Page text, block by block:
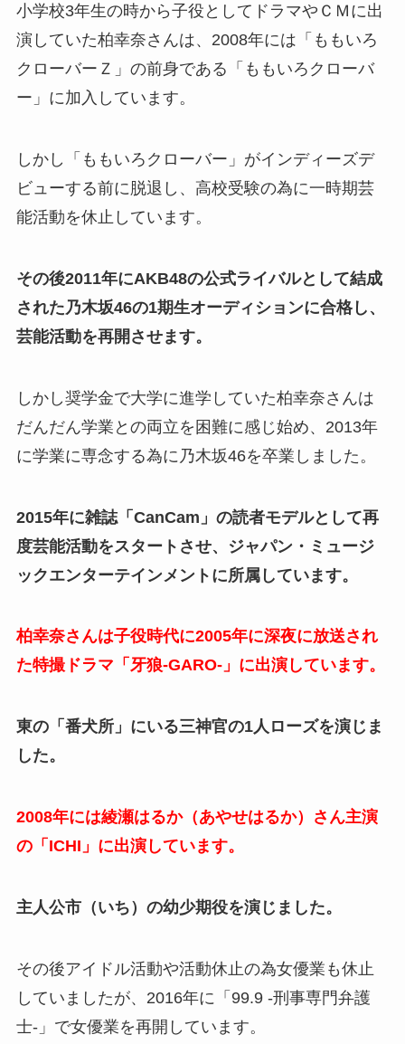
小学校3年生の時から子役としてドラマやＣＭに出
演していた柏幸奈さんは、2008年には「ももいろ
クローバーＺ」の前身である「ももいろクローバ
ー」に加入しています。
しかし「ももいろクローバー」がインディーズデ
ビューする前に脱退し、高校受験の為に一時期芸
能活動を休止しています。
その後2011年にAKB48の公式ライバルとして結成
された乃木坂46の1期生オーディションに合格し、
芸能活動を再開させます。
しかし奨学金で大学に進学していた柏幸奈さんは
だんだん学業との両立を困難に感じ始め、2013年
に学業に専念する為に乃木坂46を卒業しました。
2015年に雑誌「CanCam」の読者モデルとして再
度芸能活動をスタートさせ、ジャパン・ミュージ
ックエンターテインメントに所属しています。
柏幸奈さんは子役時代に2005年に深夜に放送され
た特撮ドラマ「牙狼-GARO-」に出演しています。
東の「番犬所」にいる三神官の1人ローズを演じま
した。
2008年には綾瀬はるか（あやせはるか）さん主演
の「ICHI」に出演しています。
主人公市（いち）の幼少期役を演じました。
その後アイドル活動や活動休止の為女優業も休止
していましたが、2016年に「99.9 -刑事専門弁護
士-」で女優業を再開しています。